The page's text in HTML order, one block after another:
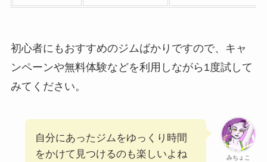
初心者にもおすすめのジムばかりですので、キャ
ンペーンや無料体験などを利用しながら1度試して
みてください。
みちょこ
自分にあったジムをゆっくり時間
をかけて見つけるのも楽しいよね